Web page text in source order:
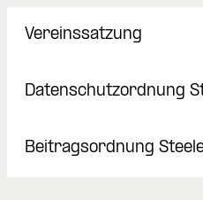
Vereinssatzung
Datenschutzordnung
Beitragsordnung